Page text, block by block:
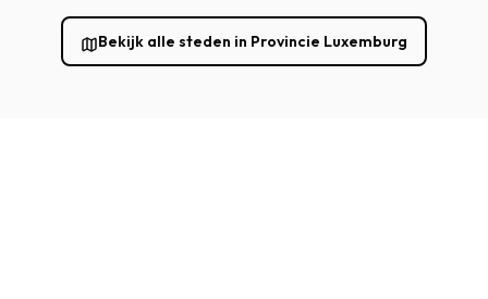
Bekijk alle steden in Provincie Luxemburg